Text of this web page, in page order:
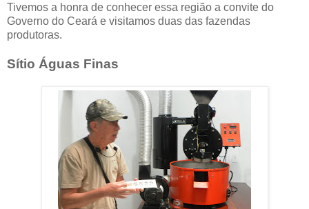
Tivemos a honra de conhecer essa região a convite do
Governo do Ceará e visitamos duas das fazendas
produtoras.
Sítio Águas Finas